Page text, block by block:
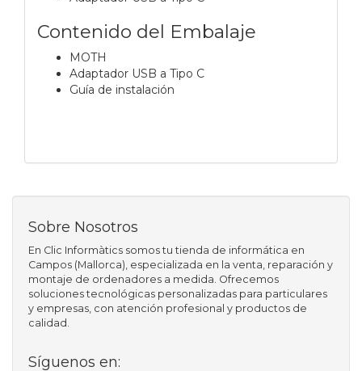
Contenido del Embalaje
MOTH
Adaptador USB a Tipo C
Guía de instalación
Sobre Nosotros
En Clic Informàtics somos tu tienda de informática en
Campos (Mallorca), especializada en la venta, reparación y
montaje de ordenadores a medida. Ofrecemos
soluciones tecnológicas personalizadas para particulares
y empresas, con atención profesional y productos de
calidad.
Síguenos en: